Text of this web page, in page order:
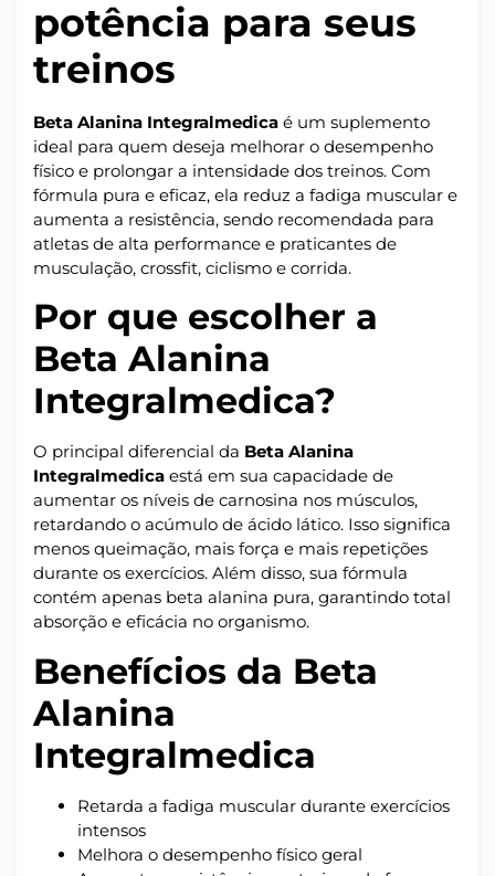
potência para seus
treinos
Beta Alanina Integralmedica é um suplemento
ideal para quem deseja melhorar o desempenho
físico e prolongar a intensidade dos treinos. Com
fórmula pura e eficaz, ela reduz a fadiga muscular e
aumenta a resistência, sendo recomendada para
atletas de alta performance e praticantes de
musculação, crossfit, ciclismo e corrida.
Por que escolher a
Beta Alanina
Integralmedica?
O principal diferencial da Beta Alanina
Integralmedica está em sua capacidade de
aumentar os níveis de carnosina nos músculos,
retardando o acúmulo de ácido lático. Isso significa
menos queimação, mais força e mais repetições
durante os exercícios. Além disso, sua fórmula
contém apenas beta alanina pura, garantindo total
absorção e eficácia no organismo.
Benefícios da Beta
Alanina
Integralmedica
Retarda a fadiga muscular durante exercícios
intensos
Melhora o desempenho físico geral